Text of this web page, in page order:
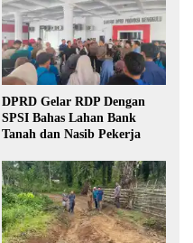
DPRD Gelar RDP Dengan
SPSI Bahas Lahan Bank
Tanah dan Nasib Pekerja